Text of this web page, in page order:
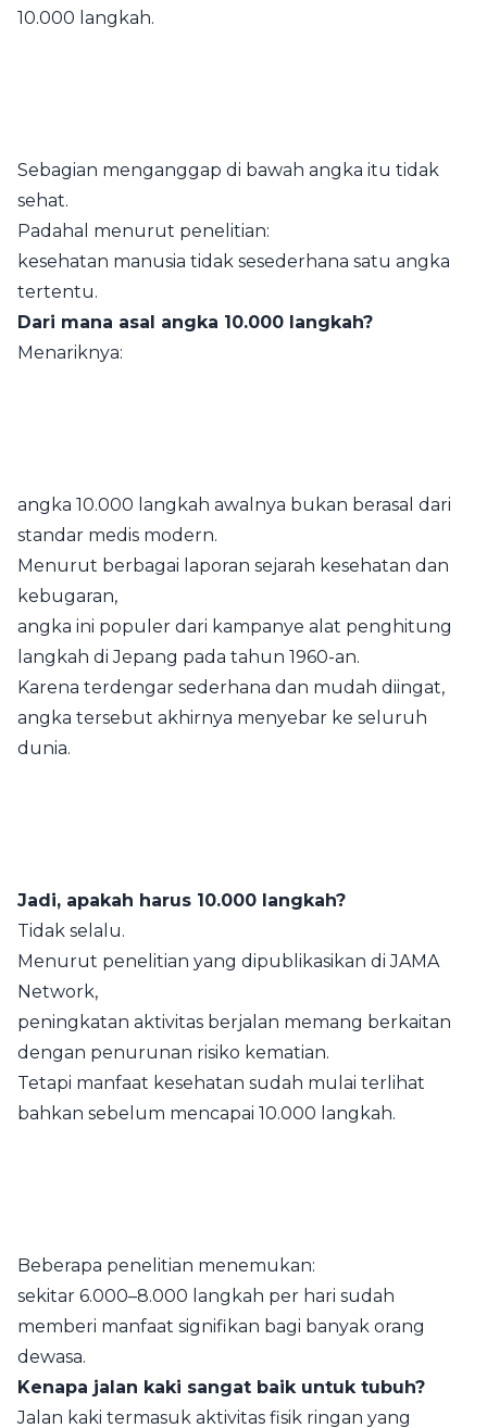
10.000 langkah.
Sebagian menganggap di bawah angka itu tidak
sehat.
Padahal menurut penelitian:
kesehatan manusia tidak sesederhana satu angka
tertentu.
Dari mana asal angka 10.000 langkah?
Menariknya:
angka 10.000 langkah awalnya bukan berasal dari
standar medis modern.
Menurut berbagai laporan sejarah kesehatan dan
kebugaran,
angka ini populer dari kampanye alat penghitung
langkah di Jepang pada tahun 1960-an.
Karena terdengar sederhana dan mudah diingat,
angka tersebut akhirnya menyebar ke seluruh
dunia.
Jadi, apakah harus 10.000 langkah?
Tidak selalu.
Menurut penelitian yang dipublikasikan di JAMA
Network⁠,
peningkatan aktivitas berjalan memang berkaitan
dengan penurunan risiko kematian.
Tetapi manfaat kesehatan sudah mulai terlihat
bahkan sebelum mencapai 10.000 langkah.
Beberapa penelitian menemukan:
sekitar 6.000–8.000 langkah per hari sudah
memberi manfaat signifikan bagi banyak orang
dewasa.
Kenapa jalan kaki sangat baik untuk tubuh?
Jalan kaki termasuk aktivitas fisik ringan yang